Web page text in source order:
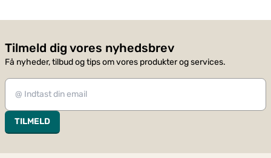
Tilmeld dig vores nyhedsbrev
Få nyheder, tilbud og tips om vores produkter og services.
TILMELD